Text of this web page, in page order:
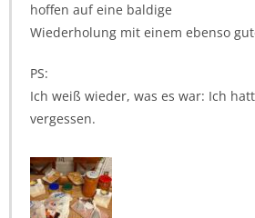
hoffen auf eine baldige
Wiederholung mit einem ebenso
PS:
Ich weiß wieder, was es war: Ich
vergessen.